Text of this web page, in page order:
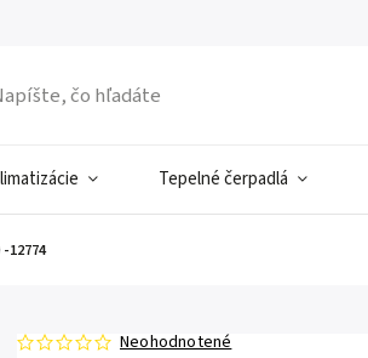
Tepelné čerpadlá
12774
Neohodnotené